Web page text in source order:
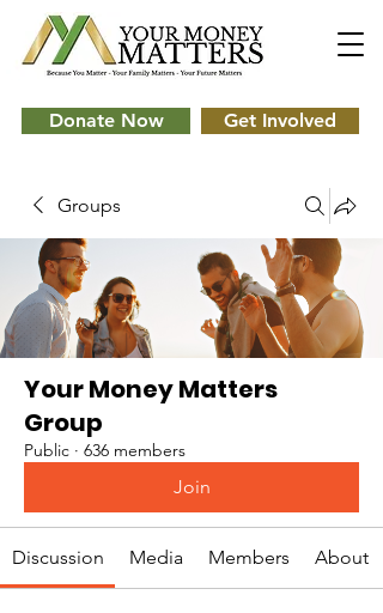
Donate Now Get Involved
Groups
Your Money Matters
Group
Public · 636 members
Join
Discussion Media Members About